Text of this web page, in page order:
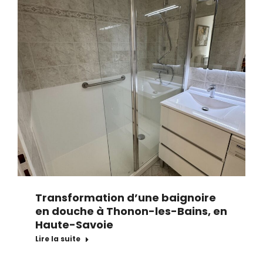
Transformation d’une baignoire
en douche à Thonon-les-Bains, en
Haute-Savoie
Lire la suite